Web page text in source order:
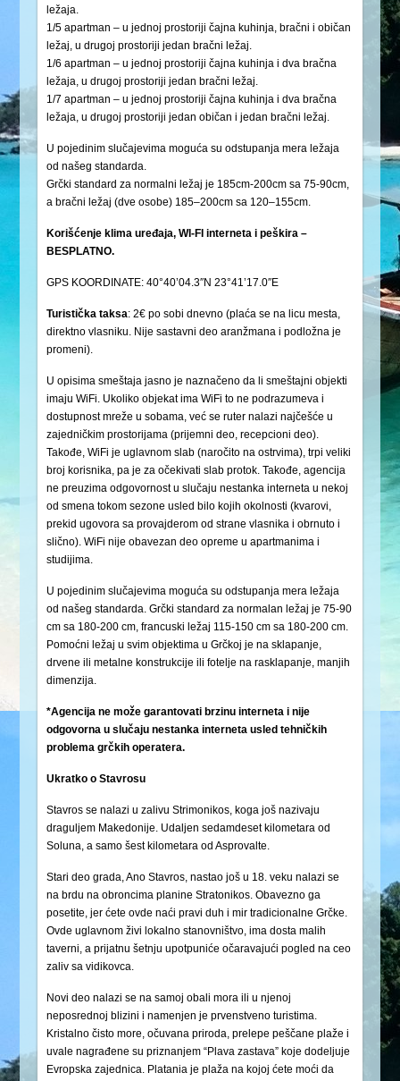
ležaja.
1/5 apartman – u jednoj prostoriji čajna kuhinja, bračni i običan
ležaj, u drugoj prostoriji jedan bračni ležaj.
1/6 apartman – u jednoj prostoriji čajna kuhinja i dva bračna
ležaja, u drugoj prostoriji jedan bračni ležaj.
1/7 apartman – u jednoj prostoriji čajna kuhinja i dva bračna
ležaja, u drugoj prostoriji jedan običan i jedan bračni ležaj.
U pojedinim slučajevima moguća su odstupanja mera ležaja
od našeg standarda.
Grčki standard za normalni ležaj je 185cm-200cm sa 75-90cm,
a bračni ležaj (dve osobe) 185–200cm sa 120–155cm.
Korišćenje klima uređaja, WI-FI interneta i peškira –
BESPLATNO.
GPS KOORDINATE: 40°40’04.3″N 23°41’17.0″E
Turistička taksa: 2€ po sobi dnevno (plaća se na licu mesta,
direktno vlasniku. Nije sastavni deo aranžmana i podložna je
promeni).
U opisima smeštaja jasno je naznačeno da li smeštajni objekti
imaju WiFi. Ukoliko objekat ima WiFi to ne podrazumeva i
dostupnost mreže u sobama, već se ruter nalazi najčešće u
zajedničkim prostorijama (prijemni deo, recepcioni deo).
Takođe, WiFi je uglavnom slab (naročito na ostrvima), trpi veliki
broj korisnika, pa je za očekivati slab protok. Takođe, agencija
ne preuzima odgovornost u slučaju nestanka interneta u nekoj
od smena tokom sezone usled bilo kojih okolnosti (kvarovi,
prekid ugovora sa provajderom od strane vlasnika i obrnuto i
slično). WiFi nije obavezan deo opreme u apartmanima i
studijima.
U pojedinim slučajevima moguća su odstupanja mera ležaja
od našeg standarda. Grčki standard za normalan ležaj je 75-90
cm sa 180-200 cm, francuski ležaj 115-150 cm sa 180-200 cm.
Pomoćni ležaj u svim objektima u Grčkoj je na sklapanje,
drvene ili metalne konstrukcije ili fotelje na rasklapanje, manjih
dimenzija.
*Agencija ne može garantovati brzinu interneta i nije
odgovorna u slučaju nestanka interneta usled tehničkih
problema grčkih operatera.
Ukratko o Stavrosu
Stavros se nalazi u zalivu Strimonikos, koga još nazivaju
draguljem Makedonije. Udaljen sedamdeset kilometara od
Soluna, a samo šest kilometara od Asprovalte.
Stari deo grada, Ano Stavros, nastao još u 18. veku nalazi se
na brdu na obroncima planine Stratonikos. Obavezno ga
posetite, jer ćete ovde naći pravi duh i mir tradicionalne Grčke.
Ovde uglavnom živi lokalno stanovništvo, ima dosta malih
taverni, a prijatnu šetnju upotpuniće očaravajući pogled na ceo
zaliv sa vidikovca.
Novi deo nalazi se na samoj obali mora ili u njenoj
neposrednoj blizini i namenjen je prvenstveno turistima.
Kristalno čisto more, očuvana priroda, prelepe peščane plaže i
uvale nagrađene su priznanjem “Plava zastava” koje dodeljuje
Evropska zajednica. Platania je plaža na kojoj ćete moći da